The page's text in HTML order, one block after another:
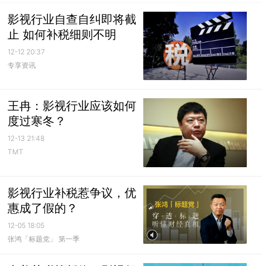
影视行业自查自纠即将截
止 如何补税细则不明
12-12 20:37
专享资讯
王冉：影视行业应该如何
度过寒冬？
12-13 21:48
TMT
影视行业补税惹争议，优
惠成了假的？
12-05 18:05
张鸿「标题党」 第一季